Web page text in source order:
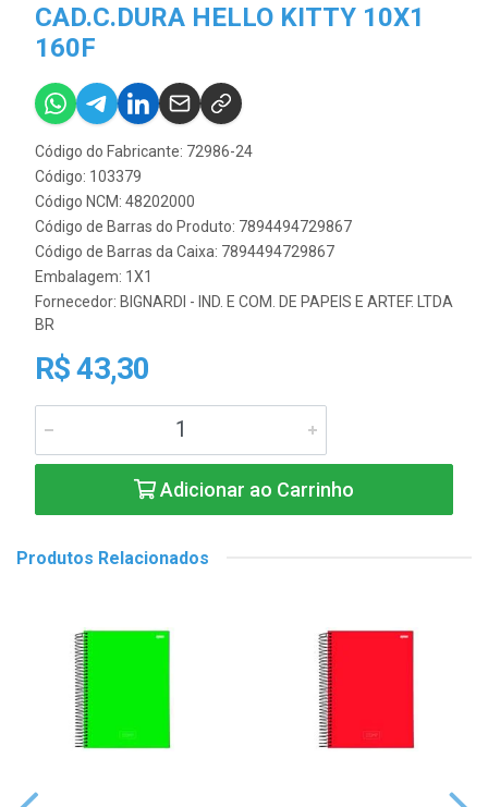
CAD.C.DURA HELLO KITTY 10X1
160F
Código do Fabricante: 72986-24
Código: 103379
Código NCM: 48202000
Código de Barras do Produto: 7894494729867
Código de Barras da Caixa: 7894494729867
Embalagem: 1X1
Fornecedor: BIGNARDI - IND. E COM. DE PAPEIS E ARTEF. LTDA
BR
R$ 43,30
Adicionar ao Carrinho
Produtos Relacionados